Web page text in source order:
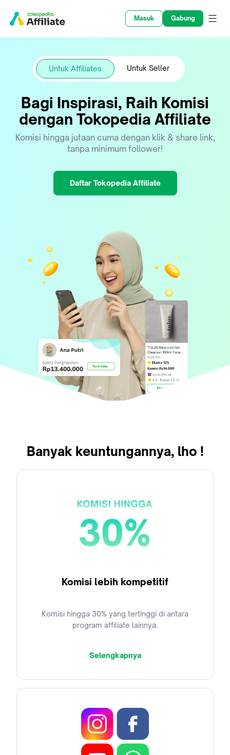
Masuk Gabung
Untuk Affiliates Untuk Seller
Bagi Inspirasi, Raih Komisi
dengan Tokopedia Affiliate
Komisi hingga jutaan cuma dengan klik & share link,
tanpa minimum follower!
Daftar Tokopedia Affiliate
Banyak keuntungannya, lho !
Komisi lebih kompetitif
Komisi hingga 30% yang tertinggi di antara
program affiliate lainnya.
Selengkapnya